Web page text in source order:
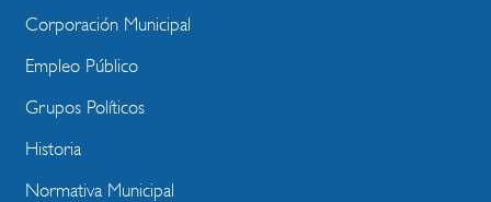
Corporación Municipal
Empleo Público
Grupos Políticos
Historia
Normativa Municipal